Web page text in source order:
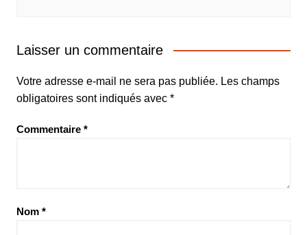
Laisser un commentaire
Votre adresse e-mail ne sera pas publiée. Les champs
obligatoires sont indiqués avec *
Commentaire *
Nom *